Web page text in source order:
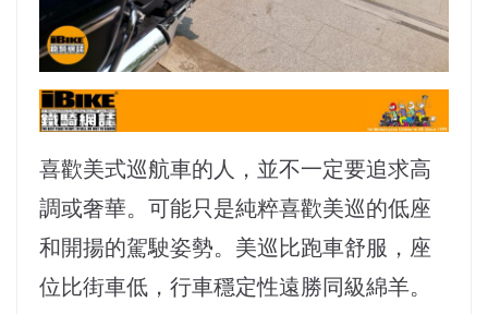
喜歡美式巡航車的人，並不一定要追求高
調或奢華。可能只是純粹喜歡美巡的低座
和開揚的駕駛姿勢。美巡比跑車舒服，座
位比街車低，行車穩定性遠勝同級綿羊。